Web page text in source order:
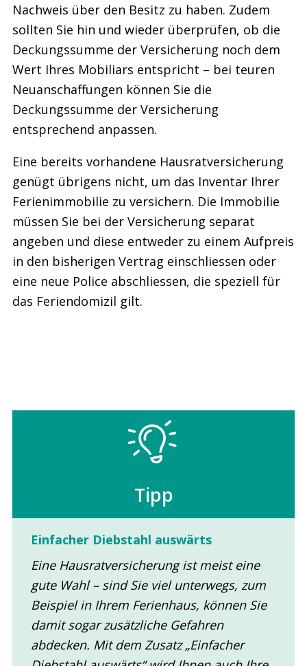
Nachweis über den Besitz zu haben. Zudem
sollten Sie hin und wieder überprüfen, ob die
Deckungssumme der Versicherung noch dem
Wert Ihres Mobiliars entspricht – bei teuren
Neuanschaffungen können Sie die
Deckungssumme der Versicherung
entsprechend anpassen.
Eine bereits vorhandene Hausratversicherung
genügt übrigens nicht, um das Inventar Ihrer
Ferienimmobilie zu versichern. Die Immobilie
müssen Sie bei der Versicherung separat
angeben und diese entweder zu einem Aufpreis
in den bisherigen Vertrag einschliessen oder
eine neue Police abschliessen, die speziell für
das Feriendomizil gilt.
Tipp
Einfacher Diebstahl auswärts
Eine Hausratversicherung ist meist eine
gute Wahl – sind Sie viel unterwegs, zum
Beispiel in Ihrem Ferienhaus, können Sie
damit sogar zusätzliche Gefahren
abdecken. Mit dem Zusatz „Einfacher